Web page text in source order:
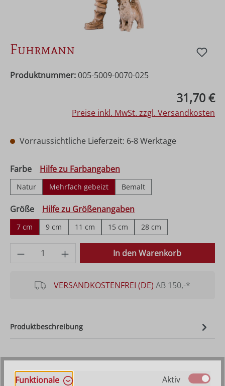
Fuhrmann
Produktnummer: 005-5009-0070-025
31,70 €
Preise inkl. MwSt. zzgl. Versandkosten
Vorraussichtliche Lieferzeit: 6-8 Werktage
Farbeauswählen
Hilfe zu Farbangaben
Natur Mehrfach gebeizt Bemalt
Größeauswählen
Hilfe zu Größenangaben
7 cm 9 cm 11 cm 15 cm 28 cm
Produkt Anzahl: Gib den gewünschten
In den Warenkorb
VERSANDKOSTENFREI (DE) AB 150,-*
Produktbeschreibung
Funktionale
Aktiv